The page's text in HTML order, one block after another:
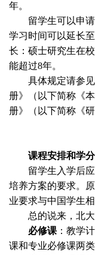
年。
留学生可以申
学习时间可以延长至
长：硕士研究生在
能超过8年。
具体规定请参
册》（以下简称《
册》（以下简称《
课程安排和学
留学生入学后
培养方案的要求。
业要求与中国学生
总的说来，北
必修课 ：教学
课和专业必修课两类